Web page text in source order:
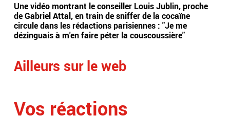
Une vidéo montrant le conseiller Louis Jublin, proche
de Gabriel Attal, en train de sniffer de la cocaïne
circule dans les rédactions parisiennes : "Je me
dézinguais à m'en faire péter la couscoussière"
Ailleurs sur le web
Vos réactions